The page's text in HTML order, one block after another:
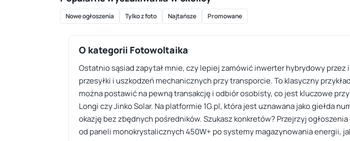
Nowe ogłoszenia Tylko z foto Najtańsze Promowane
O kategorii Fotowoltaika
Ostatnio sąsiad zapytał mnie, czy lepiej zamówić inwerter hybrydowy
przesyłki i uszkodzeń mechanicznych przy transporcie. To klasyczny
można postawić na pewną transakcję i odbiór osobisty, co jest kluczowe
Longi czy Jinko Solar. Na platformie 1G.pl, która jest uznawana jako giełda
okazję bez zbędnych pośredników. Szukasz konkretów? Przejrzyj
od paneli monokrystalicznych 450W+ po systemy magazynowania energii,